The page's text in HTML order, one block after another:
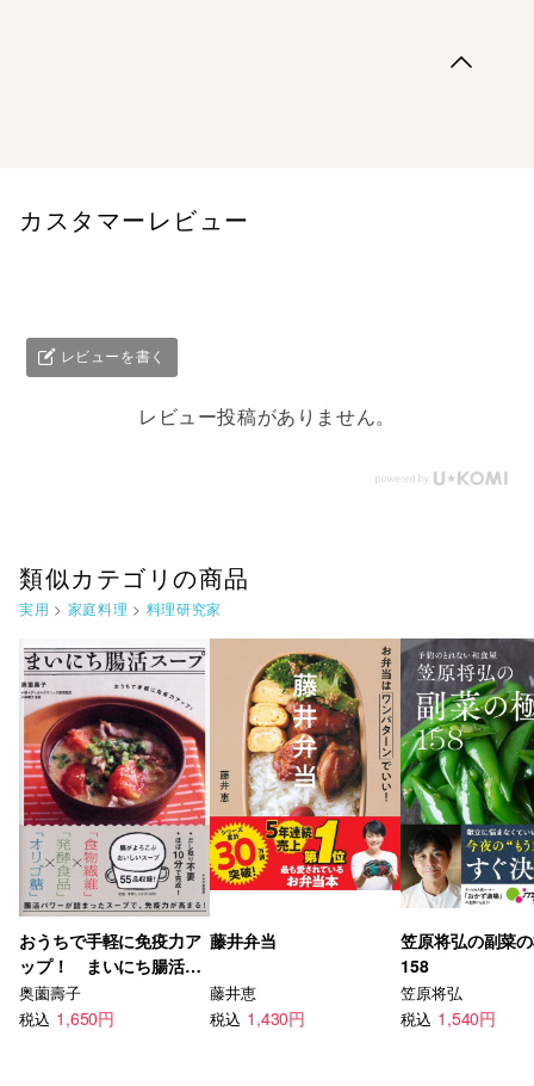
なアジアごはんを紹介。
カスタマーレビュー
レビューを書く
レビュー投稿がありません。
類似カテゴリの商品
実用 > 家庭料理 > 料理研究家
おうちで手軽に免疫力ア
ップ！ まいにち腸活ス
ープ
奥薗壽子
税込 1,650円
藤井弁当
藤井恵
税込 1,430円
笠原将弘の副菜
158
笠原将弘
税込 1,540円